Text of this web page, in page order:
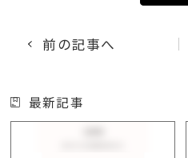
前の記事へ
最新記事